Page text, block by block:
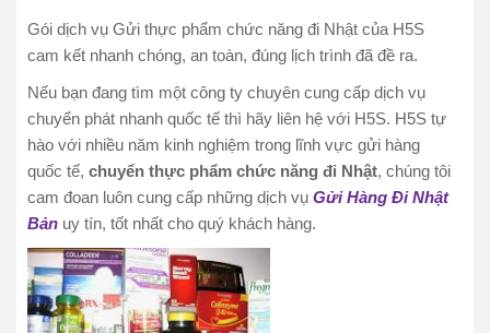
Gói dịch vụ Gửi thực phẩm chức năng đi Nhật của H5S
cam kết nhanh chóng, an toàn, đúng lịch trình đã đề ra.
Nếu bạn đang tìm một công ty chuyên cung cấp dịch vụ
chuyển phát nhanh quốc tế thì hãy liên hệ với H5S. H5S tự
hào với nhiều năm kinh nghiệm trong lĩnh vực gửi hàng
quốc tế, chuyển thực phẩm chức năng đi Nhật, chúng tôi
cam đoan luôn cung cấp những dịch vụ Gửi Hàng Đi Nhật
Bản uy tín, tốt nhất cho quý khách hàng.